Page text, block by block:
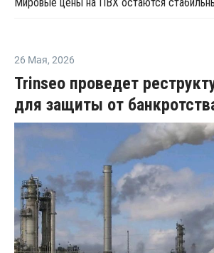
26 Мая, 2026
Trinseo проведет
для защиты от